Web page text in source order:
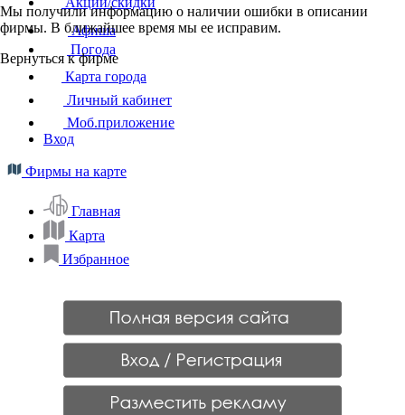
Мы получили информацию о наличии ошибки в описании
фирмы. В ближайшее время мы ее исправим.
Вернуться к фирме
Афиша
Погода
Карта города
Личный кабинет
Моб.приложение
Вход
Фирмы на карте
Главная
Карта
Избранное